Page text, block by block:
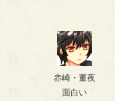
赤崎・董夜
面白い